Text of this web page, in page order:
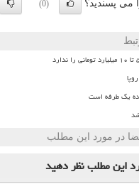
می پسندید؟ (0)
در مورد این مطلب
این مطلبنظر دهید